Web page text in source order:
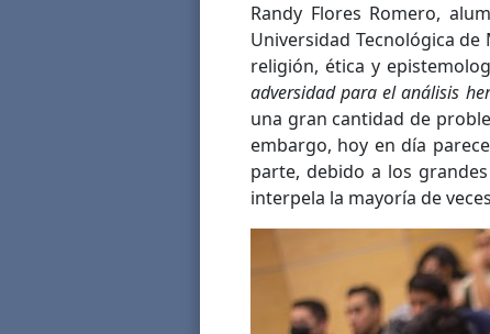
Randy Flores Romero,
Universidad Tecnológica
religión, ética y
adversidad para el análisis
una gran cantidad de
embargo, hoy en día
parte, debido a los
interpela la mayoría de